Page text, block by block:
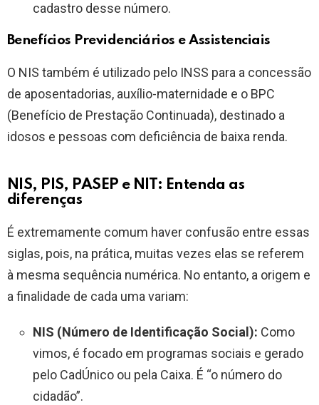
cadastro desse número.
Benefícios Previdenciários e Assistenciais
O NIS também é utilizado pelo INSS para a concessão
de aposentadorias, auxílio-maternidade e o BPC
(Benefício de Prestação Continuada), destinado a
idosos e pessoas com deficiência de baixa renda.
NIS, PIS, PASEP e NIT: Entenda as
diferenças
É extremamente comum haver confusão entre essas
siglas, pois, na prática, muitas vezes elas se referem
à mesma sequência numérica. No entanto, a origem e
a finalidade de cada uma variam:
NIS (Número de Identificação Social): Como
vimos, é focado em programas sociais e gerado
pelo CadÚnico ou pela Caixa. É “o número do
cidadão”.